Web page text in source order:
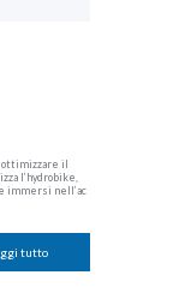
il
l’hydrobike,
immersi nell’ac
tutto